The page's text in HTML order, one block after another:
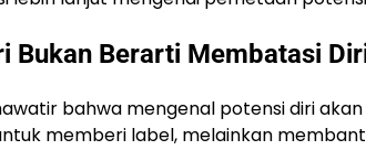
Bukan Berarti Membatasi
bahwa mengenal potensi diri
memberi label, melainkan